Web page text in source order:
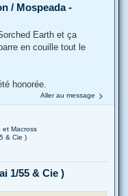
/ Mospeada -
Earth et ça
en couille tout le
honorée.
Aller au message
et Macross
& Cie )
1/55 & Cie )